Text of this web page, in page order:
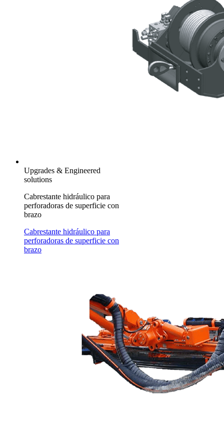
Upgrades & Engineered
solutions
Cabrestante hidráulico para
perforadoras de superficie con
brazo
Cabrestante hidráulico para
perforadoras de superficie con
brazo